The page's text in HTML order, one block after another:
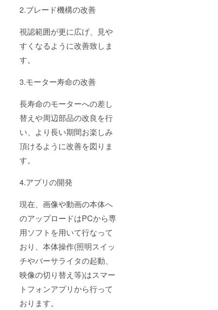
2.ブレード機構の改善
視認範囲が更に広げ、見や
すくなるように改善致しま
す。
3.モーター寿命の改善
長寿命のモーターへの差し
替えや周辺部品の改良を行
い、より長い期間お楽しみ
頂けるように改善を図りま
す。
4.アプリの開発
現在、画像や動画の本体へ
のアップロードはPCから専
用ソフトを用いて行なって
おり、本体操作(照明スイッ
チやバーサライタの起動、
映像の切り替え等)はスマー
トフォンアプリから行って
おります。